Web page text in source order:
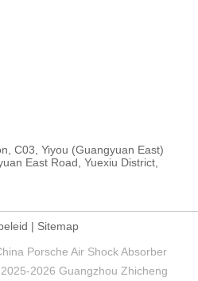
C03, Yiyou (Guangyuan East)
East Road, Yuexiu District,
| Sitemap
Porsche Air Shock Absorber
2026 Guangzhou Zhicheng